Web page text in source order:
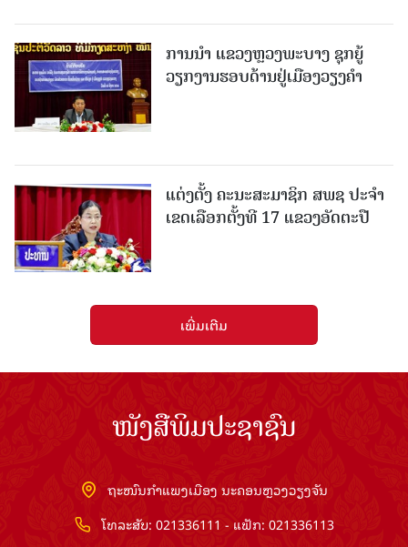
ການນຳ ແຂວງຫຼວງພະບາງ ຊຸກຍູ້
ວຽກງານຮອບດ້ານຢູ່ເມືອງວຽງຄໍາ
ແຕ່ງຕັ້ງ ຄະນະສະມາຊິກ ສພຊ ປະຈຳ
ເຂດເລືອກຕັ້ງທີ 17 ແຂວງອັດຕະປື
ເພີ່ມເຕີມ
ໜັງສືພິມປະຊາຊົນ
ຖະໜົນກຳແພງເມືອງ ນະຄອນຫຼວງວຽງຈັນ
ໂທລະສັບ: 021336111 - ແຟັກ: 021336113